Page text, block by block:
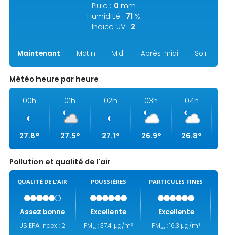
Pluie : 0 mm
Humidité : 71 %
Indice UV : 2
Maintenant Matin Midi Après-midi Soir
Météo heure par heure
00h
27.8°
01h
27.5°
02h
27.1°
03h
26.9°
04h
26.8°
Pollution et qualité de l'air
QUALITÉ DE L'AIR
Assez bonne
US EPA Index : 2
POUSSIÈRES
Excellente
PM₁₀ : 37.4 µg/m³
PARTICULES FINES
Excellente
PM₂,₅ : 16.3 µg/m³